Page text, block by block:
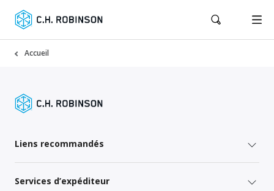
Accueil
Liens recommandés
Services d’expéditeur